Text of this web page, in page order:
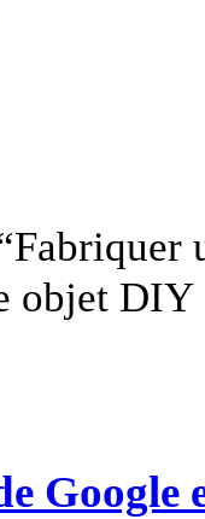
objet
Google